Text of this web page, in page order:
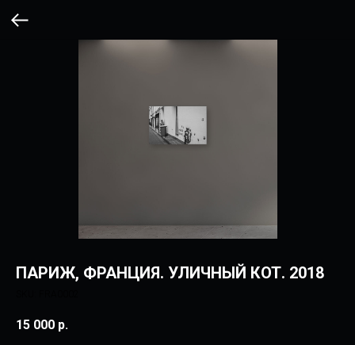
ПАРИЖ, ФРАНЦИЯ. УЛИЧНЫЙ КОТ. 2018
15 000 р.